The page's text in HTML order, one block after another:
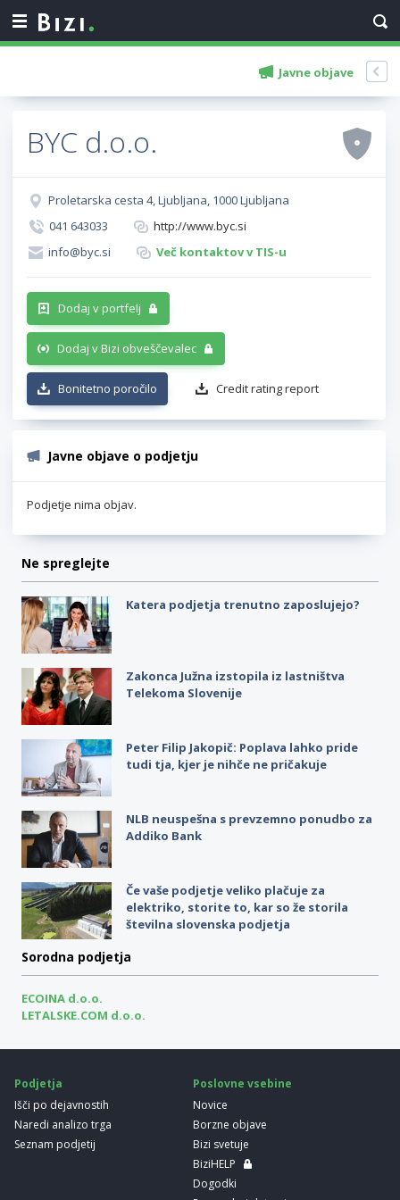
Javne objave
BYC d.o.o.
Proletarska cesta 4, Ljubljana, 1000 Ljubljana
041 643033
http://www.byc.si
info@byc.si
Več kontaktov v TIS-u
Dodaj v portfelj
Dodaj v Bizi obveščevalec
Bonitetno poročilo Credit rating report
Javne objave o podjetju
Podjetje nima objav.
Ne spreglejte
Katera podjetja trenutno zaposlujejo?
Zakonca Južna izstopila iz lastništva
Telekoma Slovenije
Peter Filip Jakopič: Poplava lahko pride
tudi tja, kjer je nihče ne pričakuje
NLB neuspešna s prevzemno ponudbo za
Addiko Bank
Če vaše podjetje veliko plačuje za
elektriko, storite to, kar so že storila
številna slovenska podjetja
Sorodna podjetja
ECOINA d.o.o.
LETALSKE.COM d.o.o.
Podjetja
Išči po dejavnostih
Naredi analizo trga
Seznam podjetij
Poslovne vsebine
Novice
Borzne objave
Bizi svetuje
BiziHELP
Dogodki